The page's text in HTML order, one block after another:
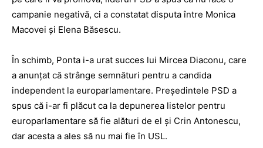
campanie negativă, ci a constatat disputa între Monica
Macovei şi Elena Băsescu.
În schimb, Ponta i-a urat succes lui Mircea Diaconu, care
a anunţat că strânge semnături pentru a candida
independent la europarlamentare. Preşedintele PSD a
spus că i-ar fi plăcut ca la depunerea listelor pentru
europarlamentare să fie alături de el şi Crin Antonescu,
dar acesta a ales să nu mai fie în USL.